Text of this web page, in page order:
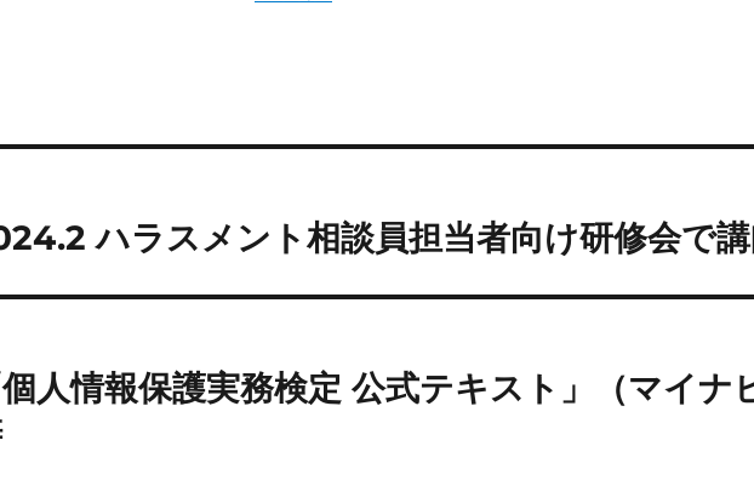
ハラスメント相談員担当者向け研修会で
個人情報保護実務検定 公式テキスト」（マイナ